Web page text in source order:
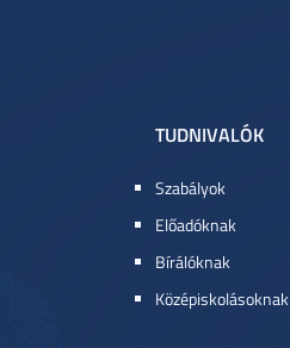
TUDNIVALÓK
Szabályok
Előadóknak
Bírálóknak
Középiskolásoknak